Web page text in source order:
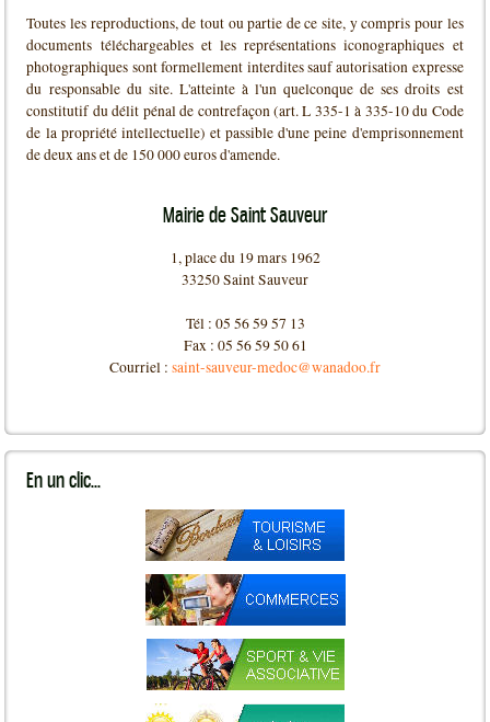
Toutes les reproductions, de tout ou partie de ce site, y compris pour les
documents téléchargeables et les représentations iconographiques et
photographiques sont formellement interdites sauf autorisation expresse
du responsable du site. L'atteinte à l'un quelconque de ses droits est
constitutif du délit pénal de contrefaçon (art. L 335-1 à 335-10 du Code
de la propriété intellectuelle) et passible d'une peine d'emprisonnement
de deux ans et de 150 000 euros d'amende.
Mairie de Saint Sauveur
1, place du 19 mars 1962
33250 Saint Sauveur
Tél : 05 56 59 57 13
Fax : 05 56 59 50 61
Courriel : saint-sauveur-medoc@wanadoo.fr
Enun clic...